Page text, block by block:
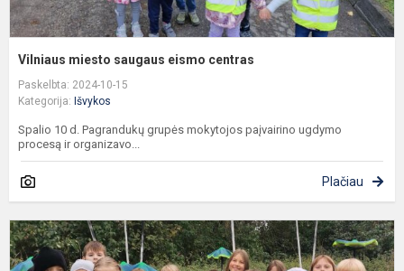
Vilniaus miesto saugaus eismo centras
Paskelbta: 2024-10-15
Kategorija: Išvykos
Spalio 10 d. Pagrandukų grupės mokytojos paįvairino ugdymo
procesą ir organizavo...
Plačiau